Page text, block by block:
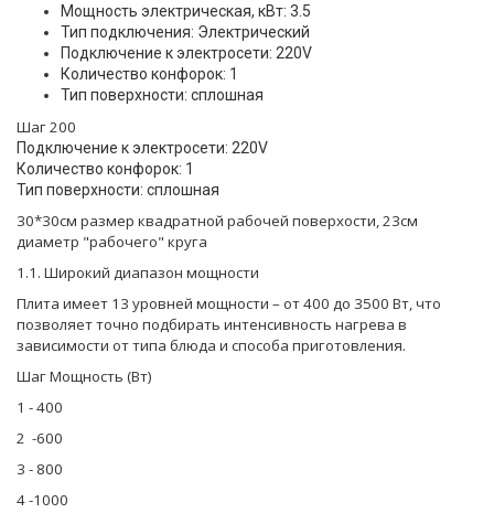
Мощность электрическая, кВт: 3.5
Тип подключения: Электрический
Подключение к электросети: 220V
Количество конфорок: 1
Тип поверхности: сплошная
Шаг 200
Подключение к электросети: 220V
Количество конфорок: 1
Тип поверхности: сплошная
30*30см размер квадратной рабочей поверхости, 23см
диаметр "рабочего" круга
1.1. Широкий диапазон мощности
Плита имеет 13 уровней мощности – от 400 до 3500 Вт, что
позволяет точно подбирать интенсивность нагрева в
зависимости от типа блюда и способа приготовления.
Шаг Мощность (Вт)
1 - 400
2 -600
3 - 800
4 -1000